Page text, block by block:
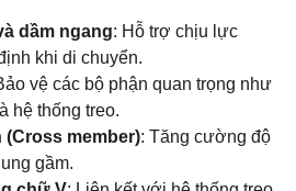
dầm ngang: Hỗ trợ chịu lực
khi di chuyển.
vệ các bộ phận quan trọng như
hệ thống treo.
member): Tăng cường độ
gầm.